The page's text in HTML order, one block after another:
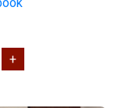
+